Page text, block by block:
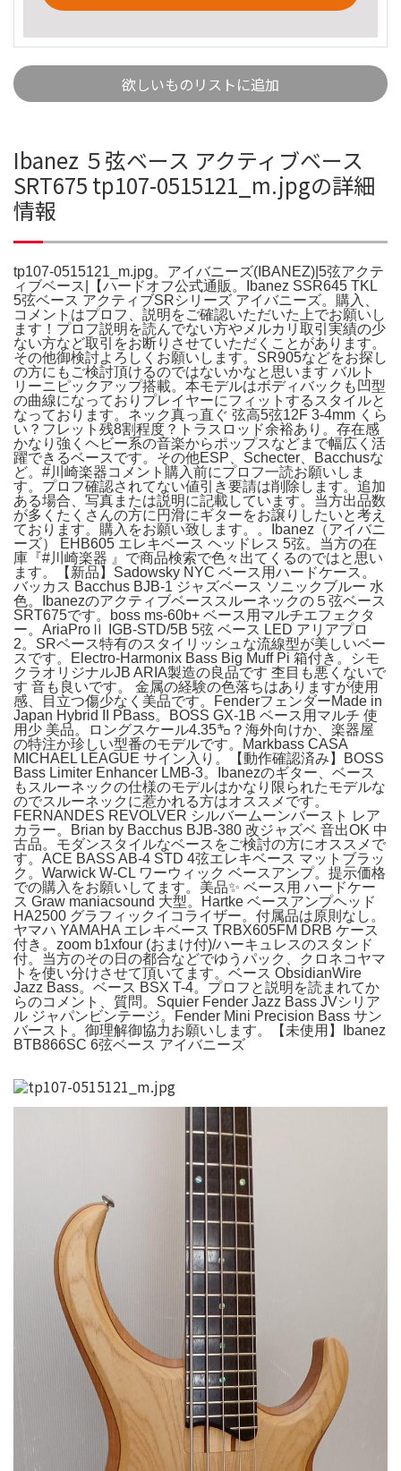
欲しいものリストに追加
Ibanez ５弦ベース アクティブベース
SRT675 tp107-0515121_m.jpgの詳細
情報
tp107-0515121_m.jpg。アイバニーズ(IBANEZ)|5弦アクテ
ィブベース|【ハードオフ公式通販。Ibanez SSR645 TKL
5弦ベース アクティブSRシリーズ アイバニーズ。購入、
コメントはプロフ、説明をご確認いただいた上でお願いし
ます！プロフ説明を読んでない方やメルカリ取引実績の少
ない方など取引をお断りさせていただくことがあります。
その他御検討よろしくお願いします。SR905などをお探し
の方にもご検討頂けるのではないかなと思います バルト
リーニピックアップ搭載。本モデルはボディバックも凹型
の曲線になっておりプレイヤーにフィットするスタイルと
なっております。ネック真っ直ぐ 弦高5弦12F 3-4mm くら
い？フレット残8割程度？トラスロッド余裕あり。存在感
かなり強くヘビー系の音楽からポップスなどまで幅広く活
躍できるベースです。その他ESP、Schecter、Bacchusな
ど。#川崎楽器コメント購入前にプロフ一読お願いしま
す。プロフ確認されてない値引き要請は削除します。追加
ある場合、写真または説明に記載しています。当方出品数
が多くたくさんの方に円滑にギターをお譲りしたいと考え
ております。購入をお願い致します。。Ibanez（アイバニ
ーズ） EHB605 エレキベース ヘッドレス 5弦。当方の在
庫『#川崎楽器 』で商品検索で色々出てくるのではと思い
ます。【新品】Sadowsky NYC ベース用ハードケース。
バッカス Bacchus BJB-1 ジャズベース ソニックブルー 水
色。Ibanezのアクティブベーススルーネックの５弦ベース
SRT675です。boss ms-60b+ ベース用マルチエフェクタ
ー。AriaProⅡ IGB-STD/5B 5弦 ベース LED アリアプロ
2。SRベース特有のスタイリッシュな流線型が美しいベー
スです。Electro-Harmonix Bass Big Muff Pi 箱付き。シモ
クラオリジナルJB ARIA製造の良品です 杢目も悪くないで
す 音も良いです。 金属の経験の色落ちはありますが使用
感、目立つ傷少なく美品です。FenderフェンダーMade in
Japan Hybrid II PBass。BOSS GX-1B ベース用マルチ 使
用少 美品。ロングスケール4.35㌔？海外向けか、楽器屋
の特注か珍しい型番のモデルです。Markbass CASA
MICHAEL LEAGUE サイン入り。【動作確認済み】BOSS
Bass Limiter Enhancer LMB-3。Ibanezのギター、ベース
もスルーネックの仕様のモデルはかなり限られたモデルな
のでスルーネックに惹かれる方はオススメです。​
FERNANDES REVOLVER シルバームーンバースト レア
カラー。Brian by Bacchus BJB-380 改ジャズベ 音出OK 中
古品。モダンスタイルなベースをご検討の方にオススメで
す。ACE BASS AB-4 STD 4弦エレキベース マットブラッ
ク。Warwick W-CL ワーウィック ベースアンプ。提示価格
での購入をお願いしてます。美品✨ ベース用 ハードケー
ス Graw maniacsound 大型。Hartke ベースアンプヘッド
HA2500 グラフィックイコライザー。付属品は原則なし。
ヤマハ YAMAHA エレキベース TRBX605FM DRB ケース
付き。zoom b1xfour (おまけ付)/ハーキュレスのスタンド
付。当方のその日の都合などでゆうパック、クロネコヤマ
トを使い分けさせて頂いてます。ベース ObsidianWire
Jazz Bass。ベース BSX T-4。プロフと説明を読まれてか
らのコメント、質問。Squier Fender Jazz Bass JVシリア
ル ジャパンビンテージ。Fender Mini Precision Bass サン
バースト。御理解御協力お願いします。【未使用】Ibanez
BTB866SC 6弦ベース アイバニーズ